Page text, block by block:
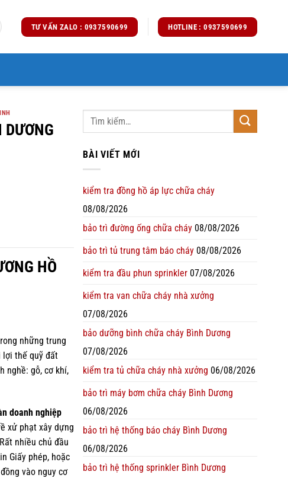
TƯ VẤN ZALO : 0937590699 HOTLINE : 0937590699
HỒ
những trung
lợi thế quỹ đất
nghề: gỗ, cơ khí,
doanh nghiệp
xử phạt xây dựng
nhiều chủ đầu
Giấy phép, hoặc
vào nguy cơ
BÀI VIẾT MỚI
kiểm tra đồng hồ áp lực chữa cháy
08/08/2026
bảo trì đường ống chữa cháy 08/08/2026
bảo trì tủ trung tâm báo cháy 08/08/2026
kiểm tra đầu phun sprinkler 07/08/2026
kiểm tra van chữa cháy nhà xưởng
07/08/2026
bảo dưỡng bình chữa cháy Bình Dương
07/08/2026
kiểm tra tủ chữa cháy nhà xưởng 06/08/2026
bảo trì máy bơm chữa cháy Bình Dương
06/08/2026
bảo trì hệ thống báo cháy Bình Dương
06/08/2026
bảo trì hệ thống sprinkler Bình Dương